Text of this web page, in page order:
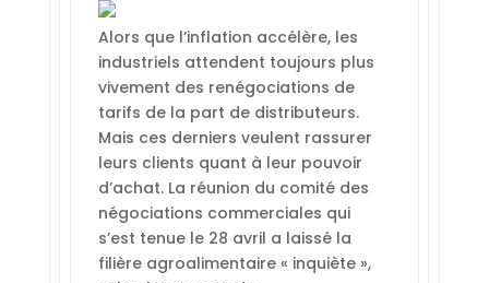
Alors que l’inflation accélère, les
industriels attendent toujours plus
vivement des renégociations de
tarifs de la part de distributeurs.
Mais ces derniers veulent rassurer
leurs clients quant à leur pouvoir
d’achat. La réunion du comité des
négociations commerciales qui
s’est tenue le 28 avril a laissé la
filière agroalimentaire « inquiète »,